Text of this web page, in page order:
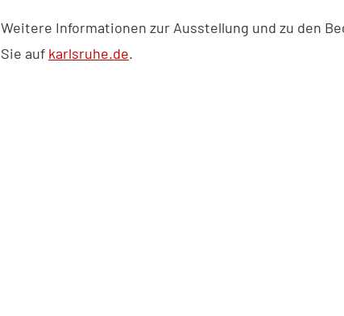
Weitere Informationen zur Ausstellung und zu den
Sie auf karlsruhe.de.